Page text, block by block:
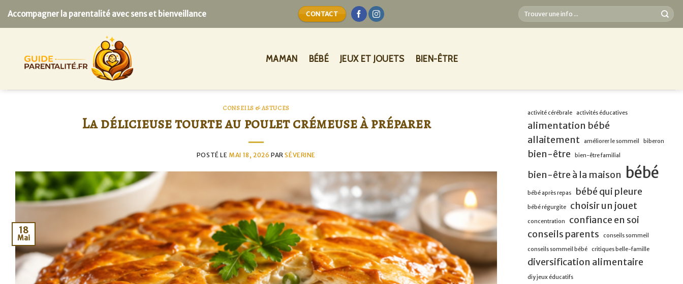
to
Accompagner la parentalité avec sens et bienveillance CONTACT
MAMAN BÉBÉ JEUX ET JOUETS BIEN-ÊTRE
CONSEILS & ASTUCES
La délicieuse tourte au poulet crémeuse à préparer
POSTÉ LE MAI 18, 2026 PARSÉVERINE
18
Mai
activité cérébrale activités éducatives
alimentation bébé
allaitement
améliorer le sommeil biberon
bien-être bien-être familial
bien-être à la maison bébé
bébé après repas bébé qui pleure
bébé régurgite choisir un jouet
concentration
confiance en soi
conseils parents
conseils sommeil
conseils sommeil bébé critiques belle-famille
diversification alimentaire
diy jeux éducatifs